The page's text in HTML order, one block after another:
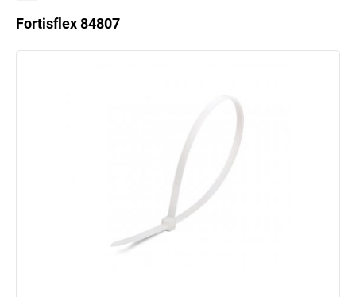
Fortisflex 84807